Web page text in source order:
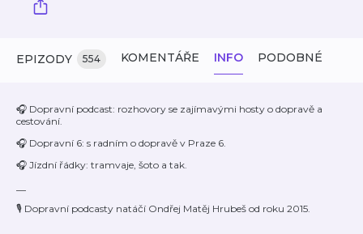
EPIZODY 554 KOMENTÁŘE INFO PODOBNÉ
🎧 Dopravní podcast: rozhovory se zajímavými hosty o dopravě a
cestování.
🎧 Dopravní 6: s radním o dopravě v Praze 6.
🎧 Jízdní řádky: tramvaje, šoto a tak.
🎙️ Dopravní podcasty natáčí Ondřej Matěj Hrubeš od roku 2015.